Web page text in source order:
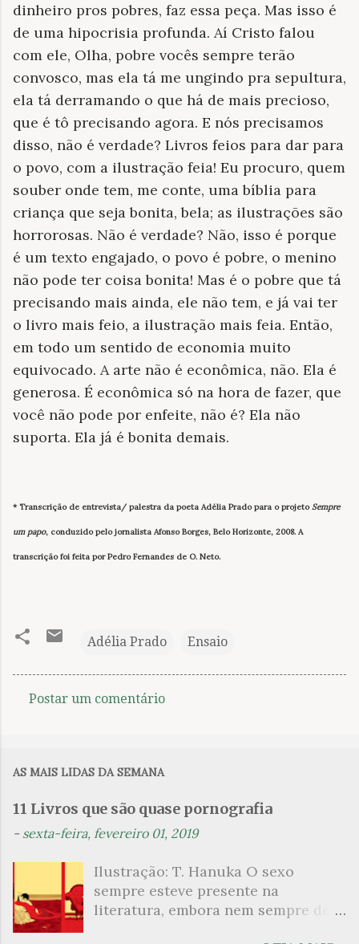
dinheiro pros pobres, faz essa peça. Mas isso é
de uma hipocrisia profunda. Aí Cristo falou
com ele, Olha, pobre vocês sempre terão
convosco, mas ela tá me ungindo pra sepultura,
ela tá derramando o que há de mais precioso,
que é tô precisando agora. E nós precisamos
disso, não é verdade? Livros feios para dar para
o povo, com a ilustração feia! Eu procuro, quem
souber onde tem, me conte, uma bíblia para
criança que seja bonita, bela; as ilustrações são
horrorosas. Não é verdade? Não, isso é porque
é um texto engajado, o povo é pobre, o menino
não pode ter coisa bonita! Mas é o pobre que tá
precisando mais ainda, ele não tem, e já vai ter
o livro mais feio, a ilustração mais feia. Então,
em todo um sentido de economia muito
equivocado. A arte não é econômica, não. Ela é
generosa. É econômica só na hora de fazer, que
você não pode por enfeite, não é? Ela não
suporta. Ela já é bonita demais.
* Transcrição de entrevista/ palestra da poeta Adélia Prado para o projetoSempre
um papo, conduzido pelo jornalista Afonso Borges, Belo Horizonte, 2008. A
transcrição foi feita por Pedro Fernandes de O. Neto.
Adélia Prado Ensaio
n
t
i
o
Postar um comentário
AS MAIS LIDAS DA SEMANA
11 Livros que são quase pornografia
- sexta-feira, fevereiro 01, 2019
Ilustração: T. Hanuka O sexo
sempre esteve presente na
literatura, embora nem sempre de